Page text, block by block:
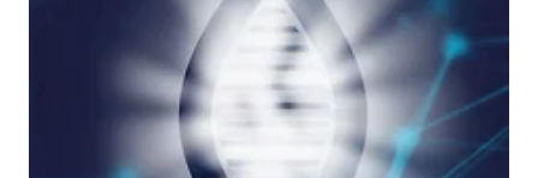
DNA로 전환하고 이를 숙주 세포의 게놈에 통합합니다. 이러한 특성은 유전 물
질을 세포에 영구적으로 삽입할 수 있어 유전자 발현의 지속성을 보장합니다.
그러나 레트로바이러스는 숙주 게놈의 통합..